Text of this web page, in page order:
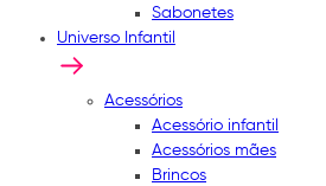
Sabonetes
Universo Infantil
Acessórios
Acessório infantil
Acessórios mães
Brincos